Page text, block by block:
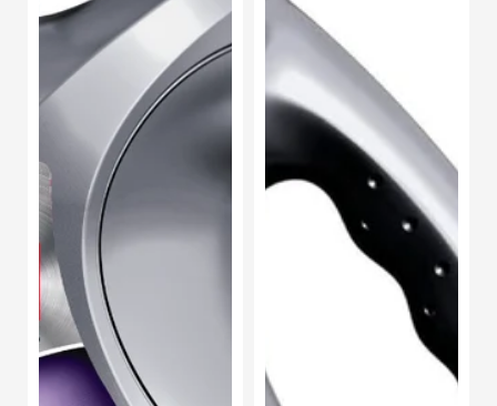
Genesis
Advanced
15W-
de
5L
Genesis
Advanced
20W-